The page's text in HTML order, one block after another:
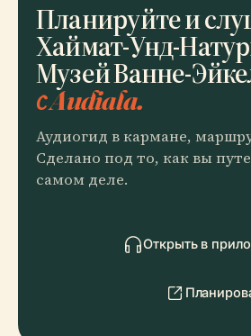
Планируйте и
Хаймат-Унд-
Музей Ванне-
с Audiala.
Аудиогид в кармане,
Сделано под то, как вы
самом деле.
Открыть в